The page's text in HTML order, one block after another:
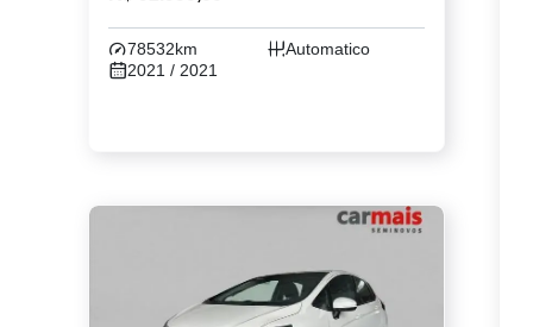
78532km
Automatico
2021 / 2021